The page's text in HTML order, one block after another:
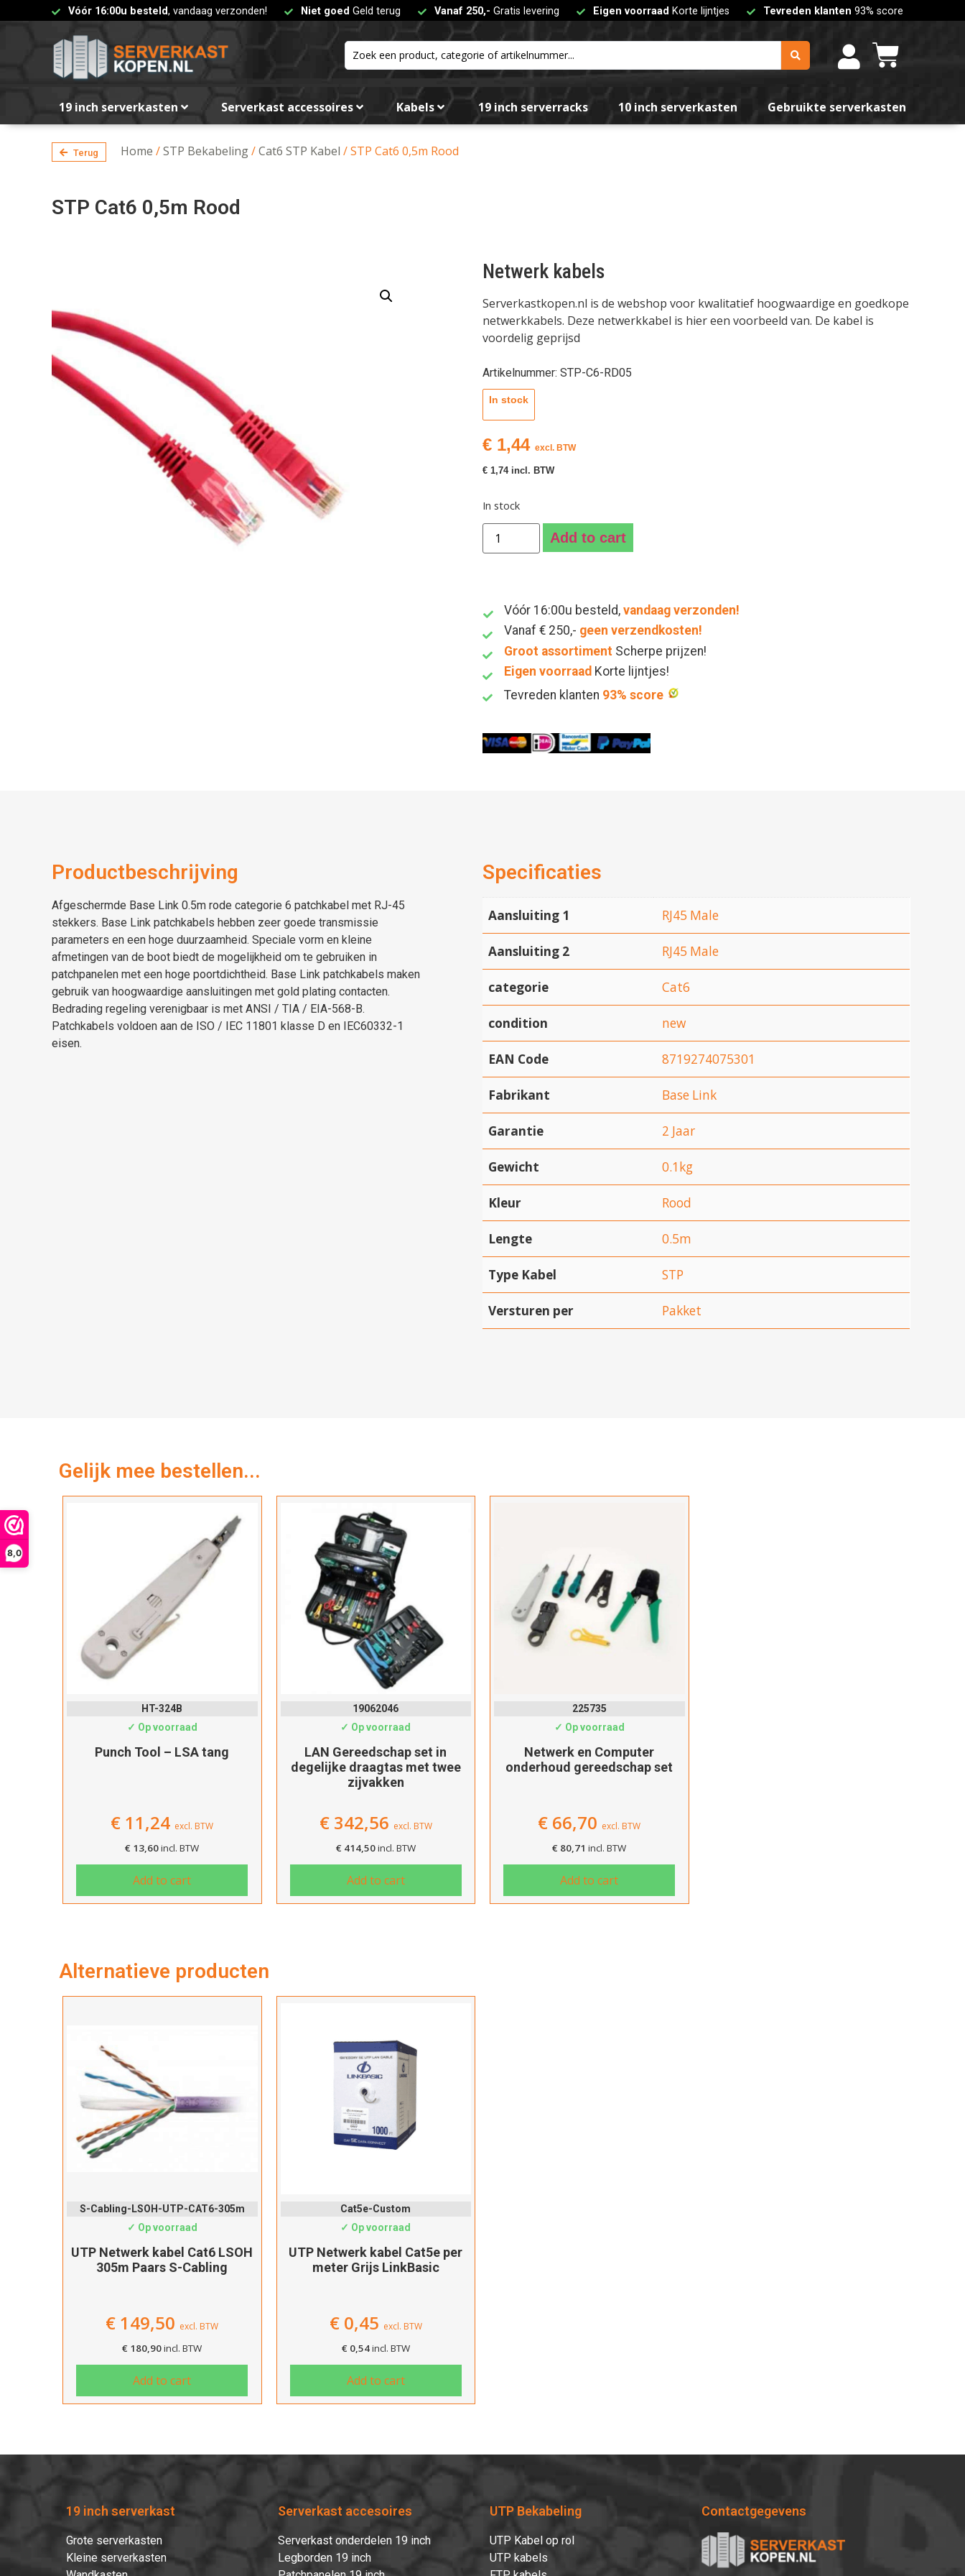
8,0
Vóór 16:00u besteld, vandaag verzonden! Niet goed Geld terug Vanaf 250,- Gratis levering Eigen voorraad Korte lijntjes Tevreden klanten 93% score
19 inch serverkasten Serverkast accessoires Kabels 19 inch serverracks 10 inch serverkasten Gebruikte serverkasten
Terug Home /STP Bekabeling/Cat6 STP Kabel / STP Cat6 0,5m Rood
STP Cat6 0,5m Rood
Netwerk kabels
Serverkastkopen.nl is de webshop voor kwalitatief hoogwaardige en goedkope
netwerkkabels. Deze netwerkkabel is hier een voorbeeld van. De kabel is
voordelig geprijsd
Artikelnummer: STP-C6-RD05
In stock
€ 1,44 excl. BTW
€ 1,74 incl. BTW
In stock
Add to cart
Vóór 16:00u besteld, vandaag verzonden!
Vanaf € 250,- geen verzendkosten!
Groot assortiment Scherpe prijzen!
Eigen voorraad Korte lijntjes!
Tevreden klanten 93% score
Productbeschrijving
Afgeschermde Base Link 0.5m rode categorie 6 patchkabel met RJ-45
stekkers. Base Link patchkabels hebben zeer goede transmissie
parameters en een hoge duurzaamheid. Speciale vorm en kleine
afmetingen van de boot biedt de mogelijkheid om te gebruiken in
patchpanelen met een hoge poortdichtheid. Base Link patchkabels maken
gebruik van hoogwaardige aansluitingen met gold plating contacten.
Bedrading regeling verenigbaar is met ANSI / TIA / EIA-568-B.
Patchkabels voldoen aan de ISO / IEC 11801 klasse D en IEC60332-1
eisen.
Specificaties
Aansluiting 1 RJ45 Male
Aansluiting 2 RJ45 Male
categorie Cat6
condition new
EAN Code 8719274075301
Fabrikant Base Link
Garantie 2 Jaar
Gewicht 0.1kg
Kleur Rood
Lengte 0.5m
Type Kabel STP
Versturen per Pakket
Gelijk mee bestellen...
HT-324B
✓ Op voorraad
Punch Tool – LSA tang
€ 11,24 excl. BTW
€ 13,60incl. BTW
Add to cart
19062046
✓ Op voorraad
LAN Gereedschap set in
degelijke draagtas met twee
zijvakken
€342,56 excl. BTW
€ 414,50incl. BTW
Add to cart
225735
✓ Op voorraad
Netwerk en Computer
onderhoud gereedschap set
€ 66,70 excl. BTW
€ 80,71 incl. BTW
Add to cart
Alternatieve producten
S-Cabling-LSOH-UTP-CAT6-305m
✓ Op voorraad
UTP Netwerk kabel Cat6 LSOH
305m Paars S-Cabling
€ 149,50 excl. BTW
€ 180,90incl. BTW
Add to cart
Cat5e-Custom
✓ Op voorraad
UTP Netwerk kabel Cat5e per
meter Grijs LinkBasic
€0,45 excl. BTW
€ 0,54incl. BTW
Add to cart
19 inch serverkast
Grote serverkasten
Kleine serverkasten
Serverkast accesoires
Serverkast onderdelen 19 inch
Legborden 19 inch
UTP Bekabeling
UTP Kabel op rol
UTP kabels
Contactgegevens
Hartelijk dank!
Dit product is succesvol toegevoegd aan uw winkelwagen!
Verder winkelen